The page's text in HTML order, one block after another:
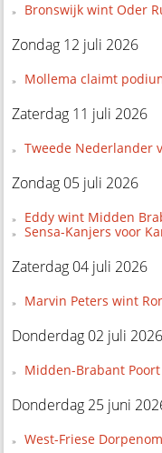
Bronswijk wint Oder
Zondag 12 juli 2026
Mollema claimt
Zaterdag 11 juli 2026
Tweede Nederlander
Zondag 05 juli 2026
Eddy wint Midden
Sensa-Kanjers voor
Zaterdag 04 juli 2026
Marvin Peters wint
Donderdag 02 juli 2026
Midden-Brabant
Donderdag 25 juni
West-Friese